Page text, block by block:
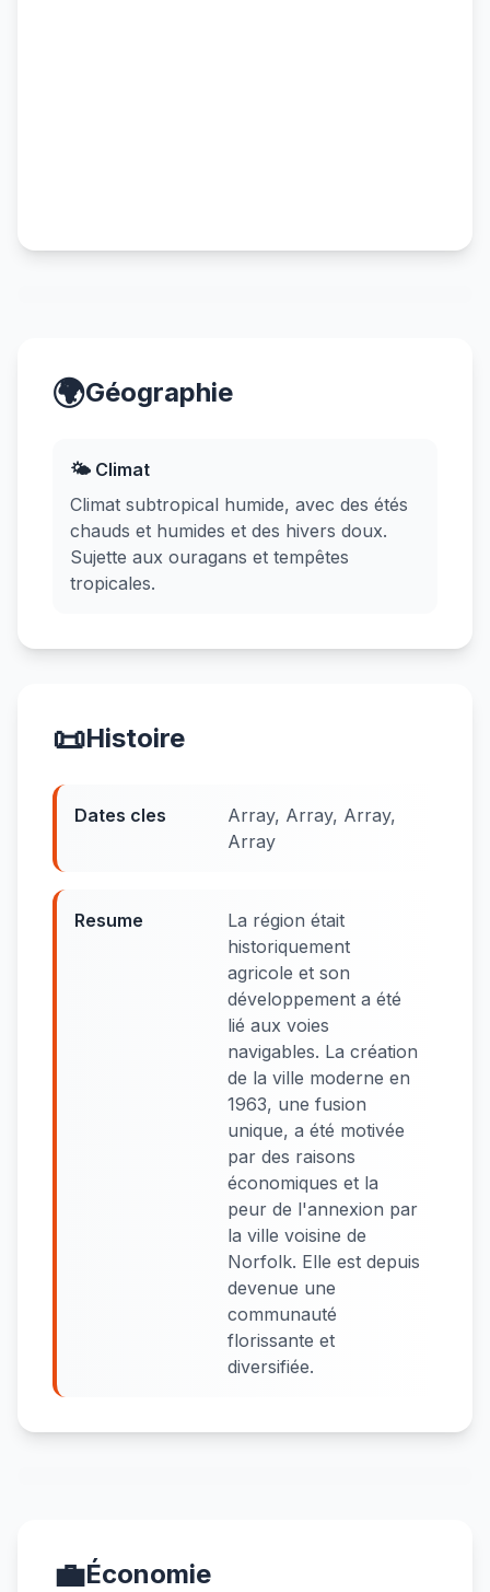
🌍Géographie
🌤️ Climat
Climat subtropical humide, avec des étés
chauds et humides et des hivers doux.
Sujette aux ouragans et tempêtes
tropicales.
📜Histoire
Dates cles
Array, Array, Array,
Array
Resume
La région était
historiquement
agricole et son
développement a été
lié aux voies
navigables. La création
de la ville moderne en
1963, une fusion
unique, a été motivée
par des raisons
économiques et la
peur de l'annexion par
la ville voisine de
Norfolk. Elle est depuis
devenue une
communauté
florissante et
diversifiée.
💼Économie